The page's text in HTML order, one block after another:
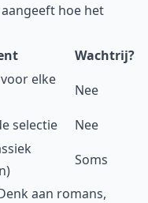
hoe het
Wachtrij?
elke
Nee
selectie
Nee
Soms
aan romans,